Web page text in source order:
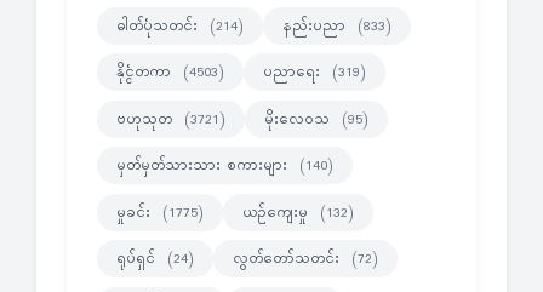
ဓါတ်ပုံသတင်း (214) နည်းပညာ (833)
နိုင္ငံတကာ (4503) ပညာရေး (319)
ဗဟုသုတ (3721) မိုးလေဝသ (95)
မှတ်မှတ်သားသား စကားများ (140)
မှုခင်း (1775) ယဉ်ကျေးမှု (132)
ရုပ်ရှင် (24) လွတ်တော်သတင်း (72)